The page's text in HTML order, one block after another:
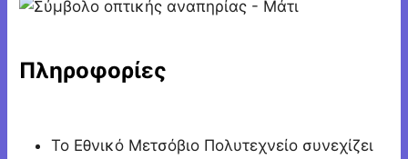
Πληροφορίες
Το Εθνικό Μετσόβιο Πολυτεχνείο συνεχίζει